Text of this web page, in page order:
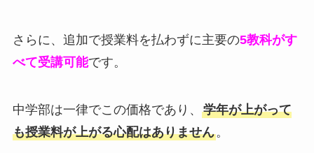
さらに、追加で授業料を払わずに主要の5教科がす
べて受講可能です。
中学部は一律でこの価格であり、 学年が上がって
も授業料が上がる心配はありません。